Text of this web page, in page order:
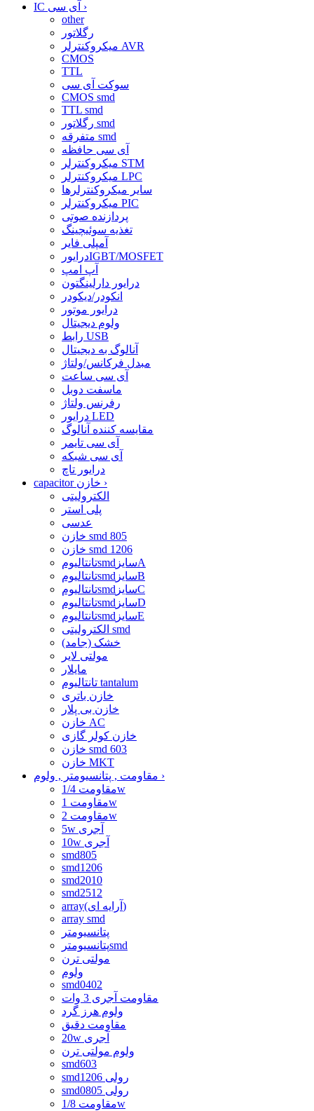
›
other
رگلاتور
میکروکنترلر AVR
CMOS
TTL
سوکت آی سی
CMOS smd
TTL smd
رگلاتور smd
متفرقه smd
آی سی حافظه
میکروکنترلر STM
میکروکنترلر LPC
سایر میکروکنترلرها
میکروکنترلر PIC
پردازنده صوتی
تغذیه سوئیچینگ
آمپلی فایر
درایورIGBT/MOSFET
آپ امپ
درایور دارلینگتون
انکودر/دیکودر
درایور موتور
ولوم دیجیتال
رابط USB
آنالوگ به دیجیتال
مبدل فرکانس/ولتاژ
آی سی ساعت
ماسفت دوبل
رفرنس ولتاژ
درایور LED
مقایسه کننده آنالوگ
آی سی تایمر
آی سی شبکه
درایور تاچ
›
الکترولیتی
پلی استر
عدسی
خازن smd 805
خازن smd 1206
تانتالیومsmdسایزA
تانتالیومsmdسایزB
تانتالیومsmdسایزC
تانتالیومsmdسایزD
تانتالیومsmdسایزE
الکترولیتی smd
خشک (جامد)
مولتی لایر
مایلار
تانتالیوم tantalum
خازن باتری
خازن بی پلار
خازن AC
خازن کولر گازی
خازن smd 603
خازن MKT
›
مقاومت 1/4w
مقاومت 1w
مقاومت 2w
5w آجری
10w آجری
smd805
smd1206
smd2010
smd2512
array(آرایه ای)
array smd
پتانسیومتر
پتانسیومترsmd
مولتی ترن
ولوم
smd0402
مقاومت آجری 3 وات
ولوم هرز گرد
مقاومت دقیق
20w آجری
ولوم مولتی ترن
smd603
smd1206 رولی
smd0805 رولی
مقاومت 1/8w